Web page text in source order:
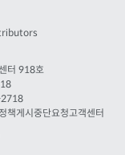
터 918호
책게시중단요청고객센터